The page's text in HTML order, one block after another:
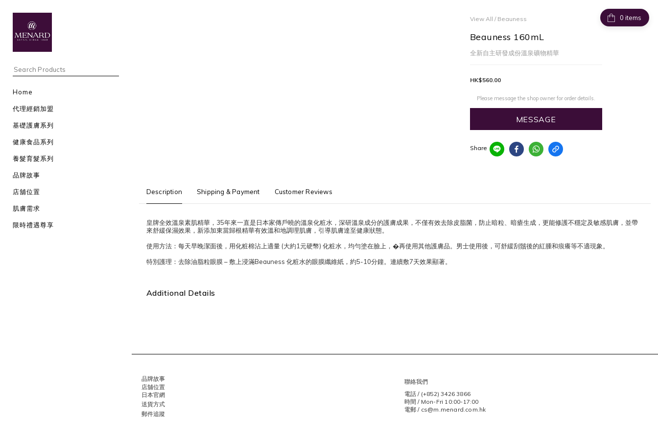
Home
代理經銷加盟
基礎護膚系列
健康食品系列
養髮育髮系列
品牌故事
店舖位置
肌膚需求
限時禮遇尊享
items
View All / Beauness
Beauness 160mL
全新自主研發成份溫泉礦物精華
HK$560.00
Please message the shop owner for order details.
MESSAGE
Share
Description Shipping & Payment Customer Reviews
皇牌全效溫泉素肌精華，35年來一直是日本家傳戶曉的溫泉化粧水，深研溫泉成分的護膚成果，不僅有效去除皮脂菌，防止暗粒、暗瘡生成，更能修護不穩定及敏感肌膚，並帶
來舒緩保濕效果，新添加東當歸根精華有效溫和地調理肌膚，引導肌膚達至健康狀態。
使用方法：每天早晚潔面後，用化粧棉沾上適量 (大約1元硬幣) 化粧水，均勻塗在臉上，�再使用其他護膚品。男士使用後，可舒緩刮鬚後的紅腫和痕癢等不適現象。
特別護理：去除油脂粒眼膜 – 敷上浸滿Beauness 化粧水的眼膜纖維紙，約5-10分鐘。連續敷7天效果顯著。
Additional Details
品牌故事
店舖位置
日本官網
送貨方式
郵件追蹤
聯絡我們
電話 / (+852) 3426 3866
時間 / Mon-Fri 10:00-17:00
電郵 / cs@m.menard.com.hk